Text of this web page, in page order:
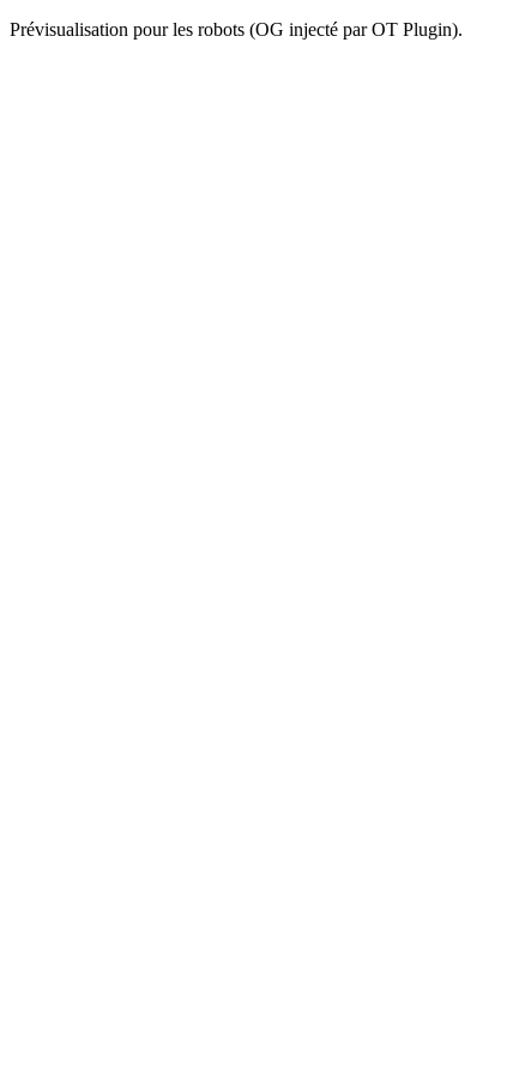
Prévisualisation pour les robots (OG injecté par OT Plugin).